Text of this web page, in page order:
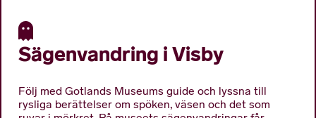
Sägenvandring i Visby
Följ med Gotlands Museums guide och lyssna till
rysliga berättelser om spöken, väsen och det som